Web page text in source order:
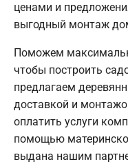
ценами и
выгодный монтаж
Поможем
чтобы построить
предлагаем
доставкой и
оплатить услуги
помощью
выдана нашим